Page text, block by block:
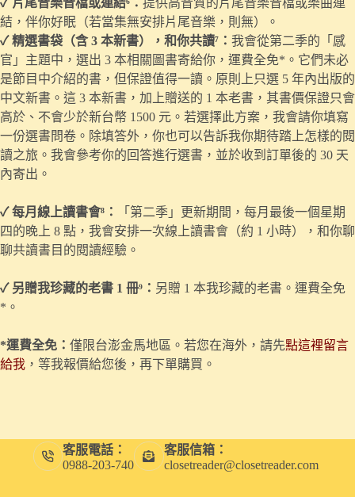
✓ 片尾音樂音檔或連結⁶ ： 提供高音質的片尾音樂音檔或樂曲連
結，伴你好眠（若當集無安排片尾音樂，則無）。
✓ 精選書袋（含 3 本新書），和你共讀⁷： 我會從第二季的「感
官」主題中，選出 3 本相關圖書寄給你，運費全免*。它們未必
是節目中介紹的書，但保證值得一讀。原則上只選 5 年內出版的
中文新書。這 3 本新書，加上贈送的 1 本老書，其書價保證只會
高於、不會少於新台幣 1500 元。若選擇此方案，我會請你填寫
一份選書問卷。除填答外，你也可以告訴我你期待踏上怎樣的閱
讀之旅。我會參考你的回答進行選書，並於收到訂單後的 30 天
內寄出。
✓ 每月線上讀書會⁸：
「第二季」更新期間，每月最後一個星期
四的晚上 8 點，我會安排一次線上讀書會（約 1 小時），和你聊
聊共讀書目的閱讀經驗。
✓ 另贈我珍藏的老書 1 冊⁹： 另贈 1 本我珍藏的老書。運費全免
*。
*運費全免： 僅限台澎金馬地區。若您在海外，請先點這裡留言
給我 ，等我報價給您後，再下單購買。
客服電話：
0988-203-740
客服信箱：
closetreader@closetreader.com